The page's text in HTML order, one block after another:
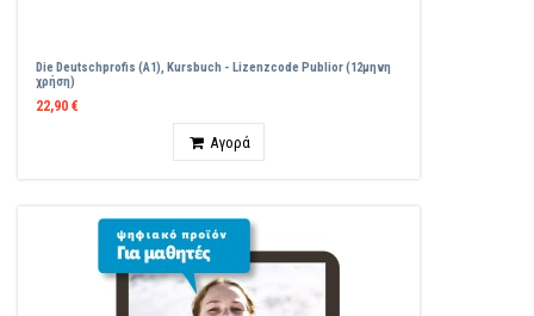
Die Deutschprofis (A1), Kursbuch - Lizenzcode Publior (12μηνη
χρήση)
22,90 €
Αγορά